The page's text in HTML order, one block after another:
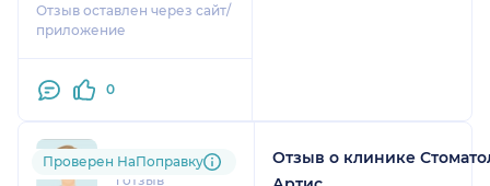
Отзыв оставлен через сайт/
приложение
0
tas....@....ru
1 отзыв
Проверен НаПоправку
Отзыв о клинике